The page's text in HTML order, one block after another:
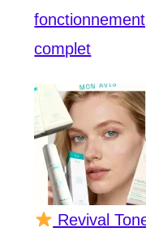
complet
Revival